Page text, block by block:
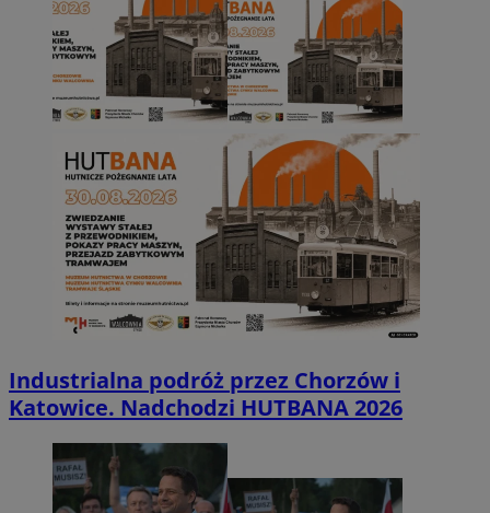
Industrialna podróż przez Chorzów i
Katowice. Nadchodzi HUTBANA 2026